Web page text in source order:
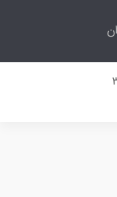
سفارشات 3